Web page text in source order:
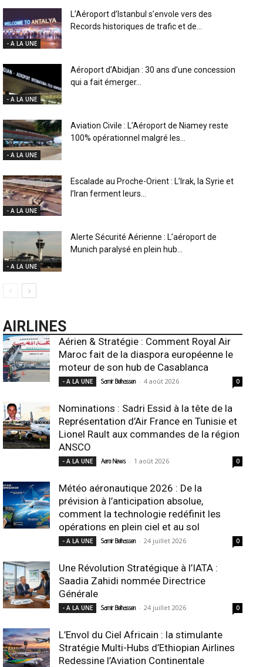
- A LA UNE
L’Aéroport d’Istanbul s’envole vers des
Records historiques de trafic et de...
- A LA UNE
Aéroport d’Abidjan : 30 ans d’une concession
qui a fait émerger...
- A LA UNE
Aviation Civile : L’Aéroport de Niamey reste
100% opérationnel malgré les...
- A LA UNE
Escalade au Proche-Orient : L’Irak, la Syrie et
l’Iran ferment leurs...
- A LA UNE
Alerte Sécurité Aérienne : L’aéroport de
Munich paralysé en plein hub...
AIRLINES
Aérien & Stratégie : Comment Royal Air
Maroc fait de la diaspora européenne le
moteur de son hub de Casablanca
- A LA UNE Samir Belhassen - 4 août 2026 0
Nominations : Sadri Essid à la tête de la
Représentation d’Air France en Tunisie et
Lionel Rault aux commandes de la région
ANSCO
- A LA UNE Aero News - 1 août 2026 0
Météo aéronautique 2026 : De la
prévision à l’anticipation absolue,
comment la technologie redéfinit les
opérations en plein ciel et au sol
- A LA UNE Samir Belhassen - 24 juillet 2026 0
Une Révolution Stratégique à l’IATA :
Saadia Zahidi nommée Directrice
Générale
- A LA UNE Samir Belhassen - 24 juillet 2026 0
L’Envol du Ciel Africain : la stimulante
Stratégie Multi-Hubs d’Ethiopian Airlines
Redessine l’Aviation Continentale